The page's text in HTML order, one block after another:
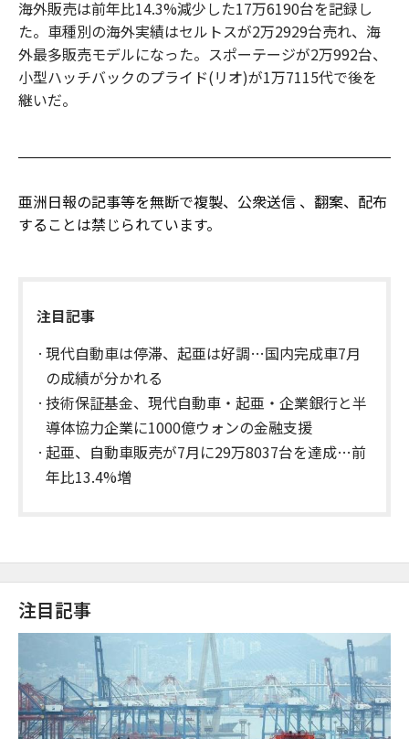
海外販売は前年比14.3%減少した17万6190台を記録し
た。車種別の海外実績はセルトスが2万2929台売れ、海
外最多販売モデルになった。スポーテージが2万992台、
小型ハッチバックのプライド(リオ)が1万7115代で後を
継いだ。
亜洲日報の記事等を無断で複製、公衆送信 、翻案、配布
することは禁じられています。
注目記事
現代自動車は停滞、起亜は好調…国内完成車7月
の成績が分かれる
技術保証基金、現代自動車・起亜・企業銀行と半
導体協力企業に1000億ウォンの金融支援
起亜、自動車販売が7月に29万8037台を達成…前
年比13.4%増
注目記事